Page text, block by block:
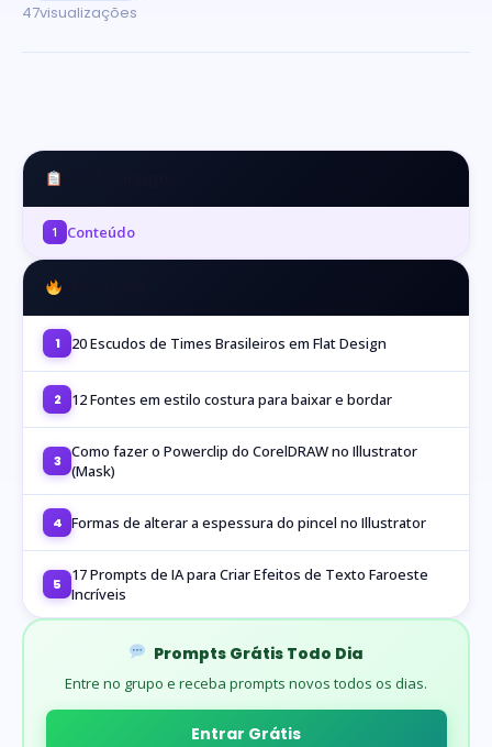
47visualizações
1 Conteúdo
1 20 Escudos de Times Brasileiros em Flat Design
2 12 Fontes em estilo costura para baixar e bordar
3 Como fazer o Powerclip do CorelDRAW no Illustrator
(Mask)
4 Formas de alterar a espessura do pincel no Illustrator
5
17 Prompts de IA para Criar Efeitos de Texto Faroeste
Incríveis
Prompts Grátis Todo Dia
Entre no grupo e receba prompts novos todos os dias.
Entrar Grátis